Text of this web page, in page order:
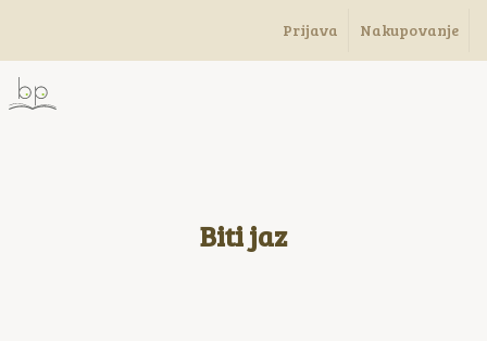
Prijava Nakupovanje
Biti jaz